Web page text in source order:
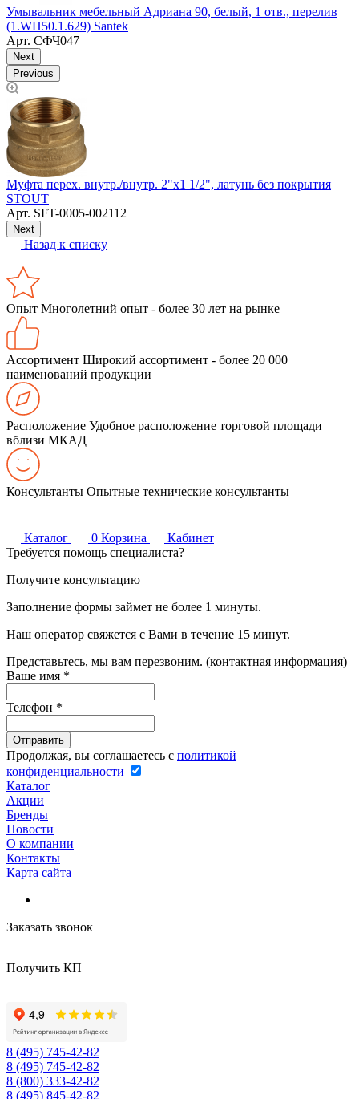
Умывальник мебельный Адриана 90, белый, 1 отв., перелив
(1.WH50.1.629) Santek
Арт. СФЧ047
Next
Previous
Муфта перех. внутр./внутр. 2"х1 1/2", латунь без покрытия
STOUT
Арт. SFT-0005-002112
Next
Назад к списку
Опыт Многолетний опыт - более 30 лет на рынке
Ассортимент Широкий ассортимент - более 20 000
наименований продукции
Расположение Удобное расположение торговой площади
вблизи МКАД
Консультанты Опытные технические консультанты
Каталог 0 Корзина
Кабинет
Требуется помощь специалиста?
Получите консультацию
Заполнение формы займет не более 1 минуты.
Наш оператор свяжется с Вами в течение 15 минут.
Представьтесь, мы вам перезвоним. (контактная информация)
Ваше имя *
Телефон *
Продолжая, вы соглашаетесь с политикой
конфиденциальности
Каталог
Акции
Бренды
Новости
О компании
Контакты
Карта сайта
Заказать звонок
Получить КП
8 (495) 745-42-82
8 (495) 745-42-82
8 (800) 333-42-82
8 (495) 845-42-82